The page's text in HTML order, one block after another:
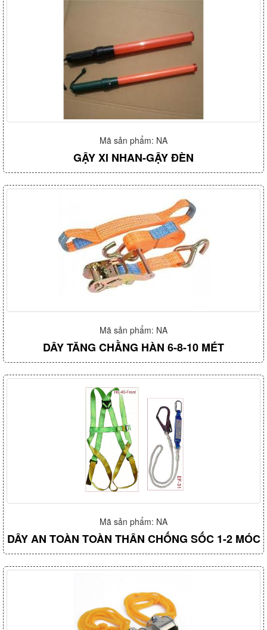
Mã sản phẩm: NA
GẬY XI NHAN-GẬY ĐÈN
Mã sản phẩm: NA
DÂY TĂNG CHẰNG HÀN 6-8-10 MÉT
Mã sản phẩm: NA
DÂY AN TOÀN TOÀN THÂN CHỐNG SỐC 1-2 MÓC